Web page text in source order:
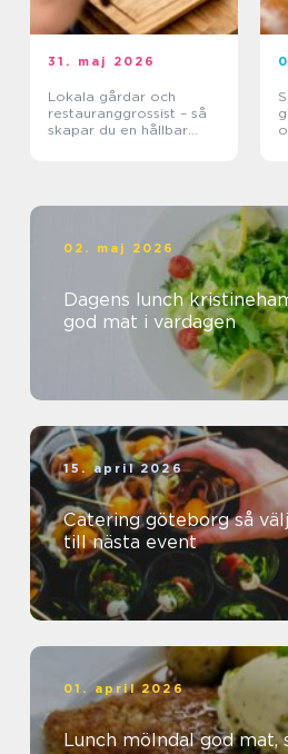
31. maj 2026
Lokala gårdar och
restauranggrossist – så
skapar du en hållbar
02. maj 2026
Dagens lunch kristinehamn en
god mat i vardagen
15. april 2026
Catering göteborg så väljer du rätt mat
till nästa event
01. april 2026
Lunch mölndal god mat, smarta val och